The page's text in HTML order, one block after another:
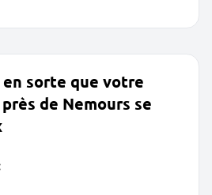
sorte que votre
de Nemours se